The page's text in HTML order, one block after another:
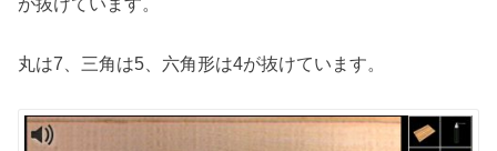
丸は7、三角は5、六角形は4が抜けています。